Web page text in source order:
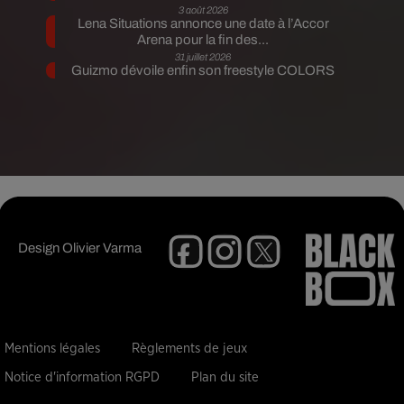
3 août 2026
Lena Situations annonce une date à l’Accor
Arena pour la fin des...
31 juillet 2026
Guizmo dévoile enfin son freestyle COLORS
DesignOlivier Varma
Mentions légales Règlements de jeux
Notice d'information RGPD Plan du site